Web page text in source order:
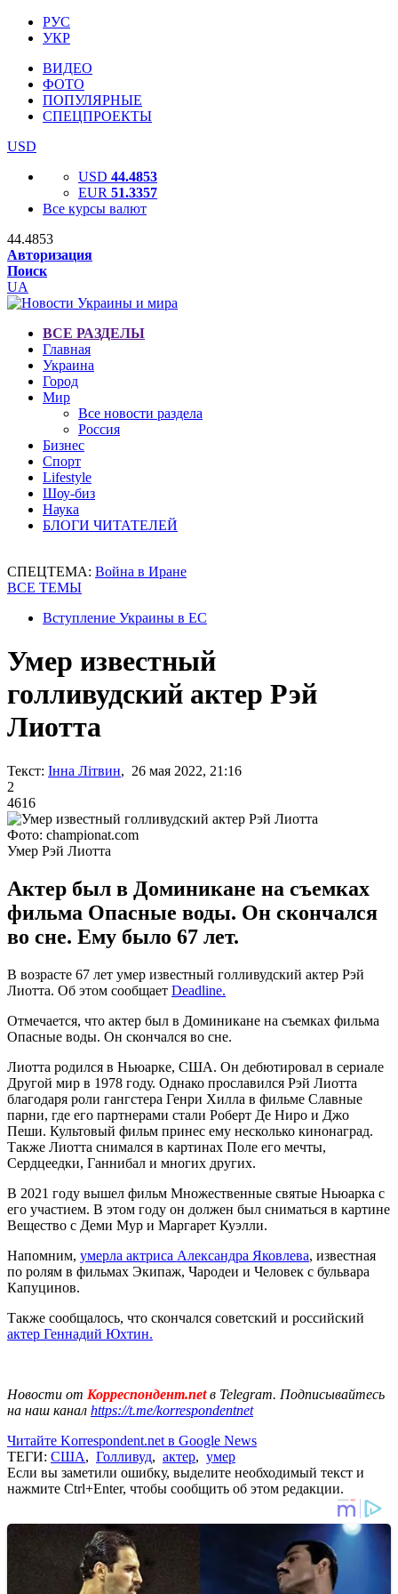
РУС
УКР
ВИДЕО
ФОТО
ПОПУЛЯРНЫЕ
СПЕЦПРОЕКТЫ
USD
USD 44.4853
EUR 51.3357
Все курсы валют
44.4853
Авторизация
Поиск
UA
ВСЕ РАЗДЕЛЫ
Главная
Украина
Город
Мир
Все новости раздела
Россия
Бизнес
Спорт
Lifestyle
Шоу-биз
Наука
БЛОГИ ЧИТАТЕЛЕЙ
СПЕЦТЕМА: Война в Иране
ВСЕ ТЕМЫ
Вступление Украины в ЕС
Умер известный
голливудский актер Рэй
Лиотта
Текст: Інна Літвин, 26 мая 2022, 21:16
2
4616
Фото: championat.com
Умер Рэй Лиотта
Актер был в Доминикане на съемках
фильма Опасные воды. Он скончался
во сне. Ему было 67 лет.
В возрасте 67 лет умер известный голливудский актер Рэй
Лиотта. Об этом сообщает Deadline.
Отмечается, что актер был в Доминикане на съемках фильма
Опасные воды. Он скончался во сне.
Лиотта родился в Ньюарке, США. Он дебютировал в сериале
Другой мир в 1978 году. Однако прославился Рэй Лиотта
благодаря роли гангстера Генри Хилла в фильме Славные
парни, где его партнерами стали Роберт Де Ниро и Джо
Пеши. Культовый фильм принес ему несколько кинонаград.
Также Лиотта снимался в картинах Поле его мечты,
Сердцеедки, Ганнибал и многих других.
В 2021 году вышел фильм Множественные святые Ньюарка с
его участием. В этом году он должен был сниматься в картине
Вещество с Деми Мур и Маргарет Куэлли.
Напомним, умерла актриса Александра Яковлева, известная
по ролям в фильмах Экипаж, Чародеи и Человек с бульвара
Капуцинов.
Также сообщалось, что скончался советский и российский
актер Геннадий Юхтин.
Новости от Корреспондент.netв Telegram. Подписывайтесь
на наш канал https://t.me/korrespondentnet
Читайте Korrespondent.net в Google News
ТЕГИ: США, Голливуд, актер, умер
Если вы заметили ошибку, выделите необходимый текст и
нажмите Ctrl+Enter, чтобы сообщить об этом редакции.